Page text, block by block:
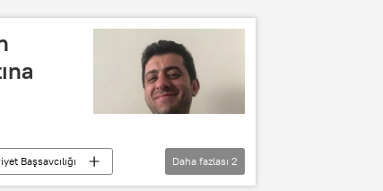
Başsavcılığı
Daha fazlası 2